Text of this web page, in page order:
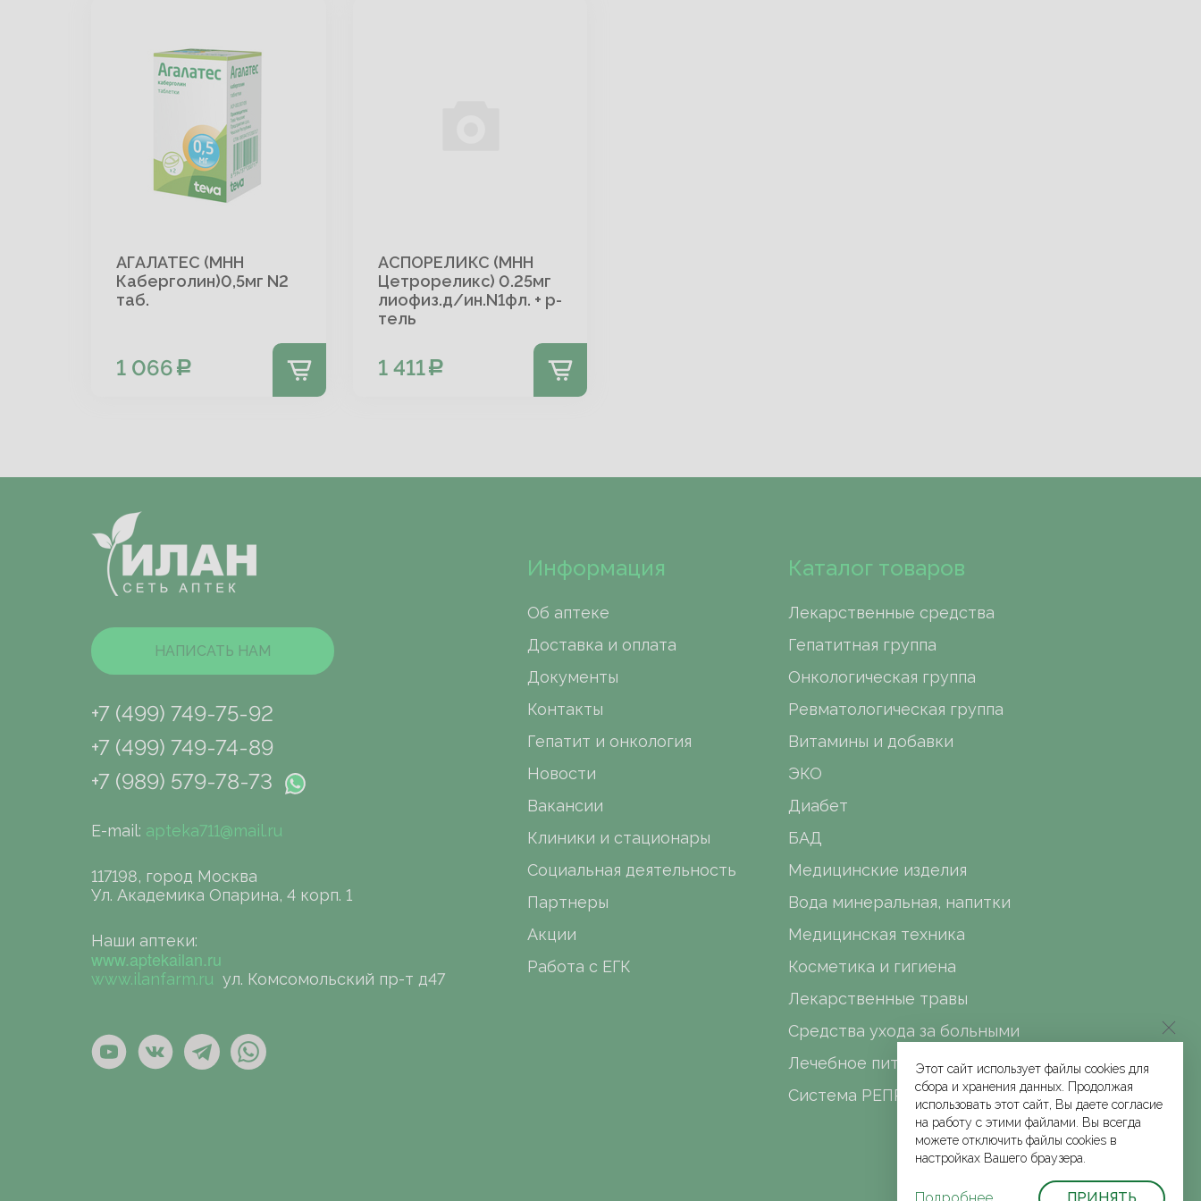
АГАЛАТЕС (МНН
Каберголин)0,5мг N2
таб.
1 066
АСПОРЕЛИКС (МНН
Цетрореликс) 0.25мг
лиофиз.д/ин.N1фл. + р-
тель
1 411
НАПИСАТЬ НАМ
+7 (499) 749-75-92
+7 (499) 749-74-89
+7 (989) 579-78-73
E-mail: apteka711@mail.ru
117198, город Москва
Ул. Академика Опарина, 4 корп. 1
Наши аптеки:
www.aptekailan.ru
www.ilanfarm.ru ул. Комсомольский пр-т д47
Информация
Об аптеке
Доставка и оплата
Документы
Контакты
Гепатит и онкология
Новости
Вакансии
Клиники и стационары
Социальная деятельность
Партнеры
Акции
Работа с ЕГК
Каталог товаров
Лекарственные средства
Гепатитная группа
Онкологическая группа
Ревматологическая группа
Витамины и добавки
ЭКО
Диабет
БАД
Медицинские изделия
Вода минеральная, напитки
Медицинская техника
Косметика и гигиена
Лекарственные травы
Средства ухода за больными
Лечебное питание
Система РЕПРО
Этот сайт использует файлы cookies для
сбора и хранения данных. Продолжая
использовать этот сайт, Вы даете согласие
на работу с этими файлами. Вы всегда
можете отключить файлы cookies в
настройках Вашего браузера.